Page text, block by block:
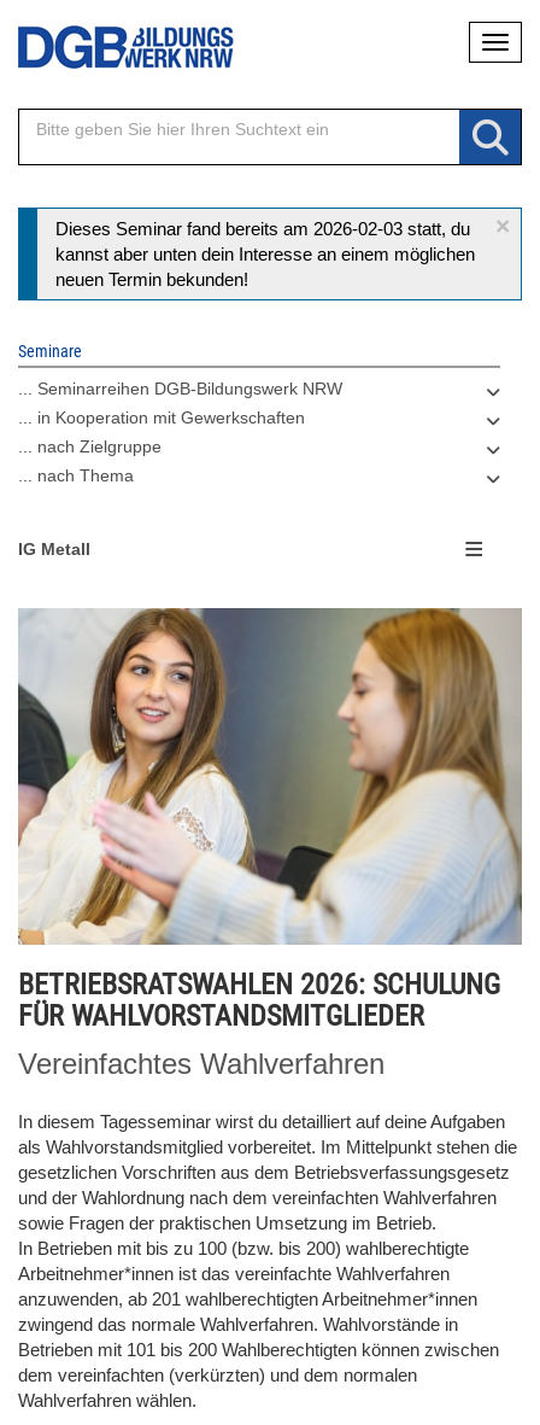
Direkt
Inhalt
×
Statusmeldung
Dieses Seminar fand bereits am 2026-02-03 statt, du
kannst aber unten dein Interesse an einem möglichen
neuen Termin bekunden!
Seminare
... Seminarreihen DGB-Bildungswerk NRW
... in Kooperation mit Gewerkschaften
... nach Zielgruppe
... nach Thema
IG Metall
BETRIEBSRATSWAHLEN 2026: SCHULUNG
FÜR WAHLVORSTANDSMITGLIEDER
Vereinfachtes Wahlverfahren
In diesem Tagesseminar wirst du detailliert auf deine Aufgaben
als Wahlvorstandsmitglied vorbereitet. Im Mittelpunkt stehen die
gesetzlichen Vorschriften aus dem Betriebsverfassungsgesetz
und der Wahlordnung nach dem vereinfachten Wahlverfahren
sowie Fragen der praktischen Umsetzung im Betrieb.
In Betrieben mit bis zu 100 (bzw. bis 200) wahlberechtigte
Arbeitnehmer*innen ist das vereinfachte Wahlverfahren
anzuwenden, ab 201 wahlberechtigten Arbeitnehmer*innen
zwingend das normale Wahlverfahren. Wahlvorstände in
Betrieben mit 101 bis 200 Wahlberechtigten können zwischen
dem vereinfachten (verkürzten) und dem normalen
Wahlverfahren wählen.